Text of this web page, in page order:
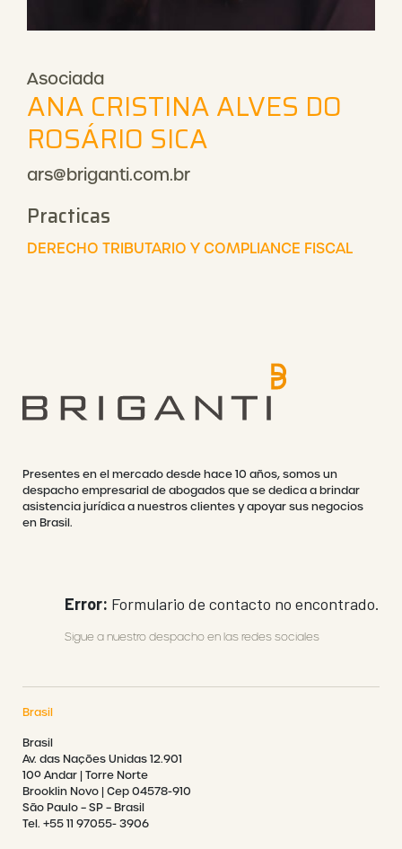
Asociada
ANA CRISTINA ALVES DO
ROSÁRIO SICA
ars@briganti.com.br
Practicas
DERECHO TRIBUTARIO Y COMPLIANCE FISCAL
Presentes en el mercado desde hace 10 años, somos un
despacho empresarial de abogados que se dedica a brindar
asistencia jurídica a nuestros clientes y apoyar sus negocios
en Brasil.
Error: Formulario de contacto no encontrado.
Sigue a nuestro despacho en las redes sociales
Brasil
Brasil
Av. das Nações Unidas 12.901
10º Andar | Torre Norte
Brooklin Novo | Cep 04578-910
São Paulo – SP – Brasil
Tel. +55 11 97055- 3906